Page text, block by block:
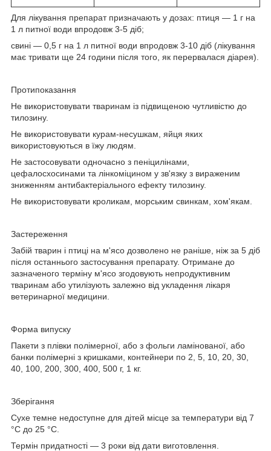
Для лікування препарат призначають у дозах: птиця — 1 г на
1 л питної води впродовж 3-5 діб;
свині — 0,5 г на 1 л питної води впродовж 3-10 діб (лікування
має тривати ще 24 години після того, як перервалася діарея).
Протипоказання
Не використовувати тваринам із підвищеною чутливістю до
тилозину.
Не використовувати курам-несушкам, яйця яких
використовуються в їжу людям.
Не застосовувати одночасно з пеніцилінами,
цефалосхосинами та лінкоміцином у зв'язку з вираженим
зниженням антибактеріального ефекту тилозину.
Не використовувати кроликам, морським свинкам, хом'якам.
Застереження
Забій тварин і птиці на м'ясо дозволено не раніше, ніж за 5 діб
після останнього застосування препарату. Отримане до
зазначеного терміну м'ясо згодовують непродуктивним
тваринам або утилізують залежно від укладення лікаря
ветеринарної медицини.
Форма випуску
Пакети з плівки полімерної, або з фольги ламінованої, або
банки полімерні з кришками, контейнери по 2, 5, 10, 20, 30,
40, 100, 200, 300, 400, 500 г, 1 кг.
Зберігання
Сухе темне недоступне для дітей місце за температури від 7
°C до 25 °C.
Термін придатності — 3 роки від дати виготовлення.